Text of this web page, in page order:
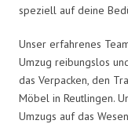
speziell auf deine
Unser erfahrenes
Umzug reibungslos
das Verpacken, den
Möbel in Reutlingen.
Umzugs auf das